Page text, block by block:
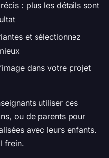
: plus les détails sont
et sélectionnez
dans votre projet
utiliser ces
ou de parents pour
avec leurs enfants.
frein.